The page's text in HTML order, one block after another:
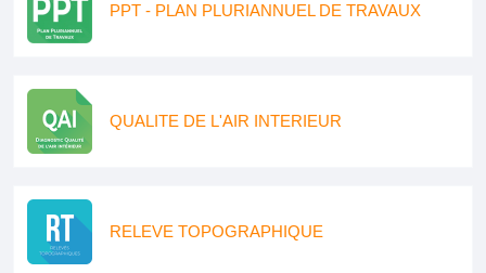
PPT - PLAN PLURIANNUEL DE TRAVAUX
QUALITE DE L'AIR INTERIEUR
RELEVE TOPOGRAPHIQUE